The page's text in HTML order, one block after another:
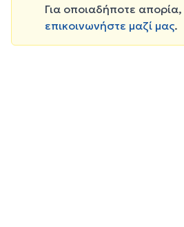
Για οποιαδήποτε απορία,
επικοινωνήστε μαζί μας.